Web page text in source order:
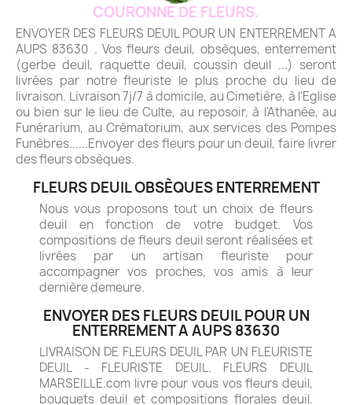
COURONNE DE FLEURS.
ENVOYER DES FLEURS DEUIL POUR UN ENTERREMENT A
AUPS 83630 . Vos fleurs deuil, obsèques, enterrement
(gerbe deuil, raquette deuil, coussin deuil ...) seront
livrées par notre fleuriste le plus proche du lieu de
livraison. Livraison 7j/7 à domicile, au Cimetière, à l'Eglise
ou bien sur le lieu de Culte, au reposoir, à l'Athanée, au
Funérarium, au Crématorium, aux services des Pompes
Funèbres......Envoyer des fleurs pour un deuil, faire livrer
des fleurs obsèques.
FLEURS DEUIL OBSÈQUES ENTERREMENT
Nous vous proposons tout un choix de fleurs
deuil en fonction de votre budget. Vos
compositions de fleurs deuil seront réalisées et
livrées par un artisan fleuriste pour
accompagner vos proches, vos amis à leur
dernière demeure.
ENVOYER DES FLEURS DEUIL POUR UN
ENTERREMENT A AUPS 83630
LIVRAISON DE FLEURS DEUIL PAR UN FLEURISTE
DEUIL - FLEURISTE DEUIL. FLEURS DEUIL
MARSEILLE.com livre pour vous vos fleurs deuil,
bouquets deuil et compositions florales deuil.